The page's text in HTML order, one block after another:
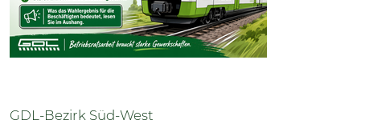
GDL-Bezirk Süd-West